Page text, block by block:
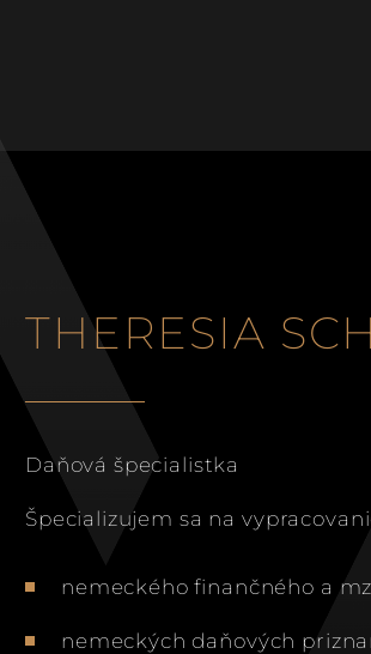
THERESIA
Daňová špecialistka
Špecializujem sa na
nemeckého finančného a
nemeckých daňových